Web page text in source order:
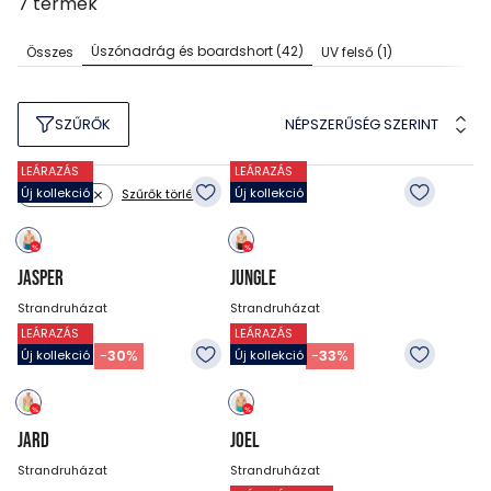
Összes Úszónadrág és boardshort(42) UV felső(1)
SZŰRŐK NÉPSZERŰSÉG SZERINT
Szín: zöld Szűrők törlése
LEÁRAZÁS
Új kollekció
JASPER
Strandruházat
10 990Ft
7 690Ft -30%
LEÁRAZÁS
Új kollekció
JUNGLE
Strandruházat
11 990Ft
7 990Ft -33%
LEÁRAZÁS
Új kollekció
JARD
Strandruházat
LEÁRAZÁS
Új kollekció
JOEL
Strandruházat